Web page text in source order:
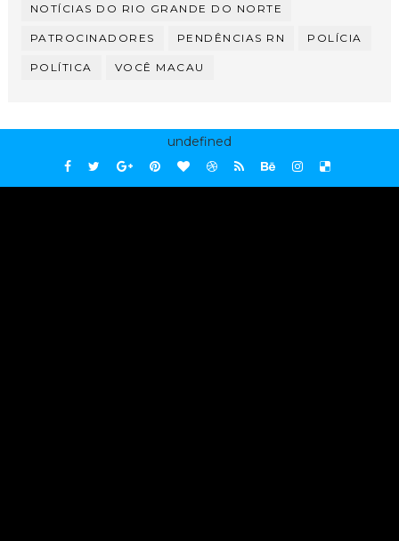
NOTÍCIAS DO RIO GRANDE DO NORTE
PATROCINADORES PENDÊNCIAS RN POLÍCIA
POLÍTICA VOCÊ MACAU
undefined